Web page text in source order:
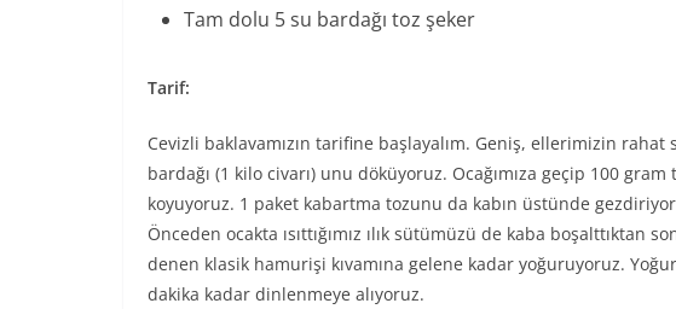
Tam dolu 5 su bardağı toz şeker
Tarif:
Cevizli baklavamızın tarifine başlayalım. Geniş, ellerimizin rahat
bardağı (1 kilo civarı) unu döküyoruz. Ocağımıza geçip 100
koyuyoruz. 1 paket kabartma tozunu da kabın üstünde
Önceden ocakta ısıttığımız ılık sütümüzü de kaba boşalttıktan
denen klasik hamurişi kıvamına gelene kadar yoğuruyoruz.
dakika kadar dinlenmeye alıyoruz.